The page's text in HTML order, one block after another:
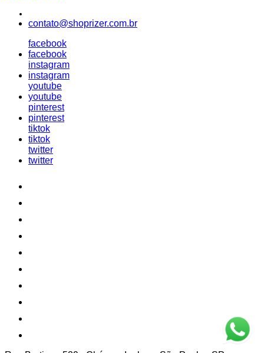
contato@shoprizer.com.br
facebook
facebook
instagram
instagram
youtube
youtube
pinterest
pinterest
tiktok
tiktok
twitter
twitter